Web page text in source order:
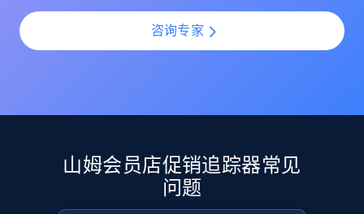
Etsy - Collect data on products using
1.9K+ 323+ 立即开始
咨询专家
山姆会员店促销追踪器常见
问题